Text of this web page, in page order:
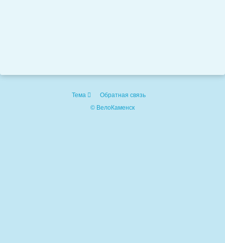
Тема
Обратная связь
© ВелоКаменск